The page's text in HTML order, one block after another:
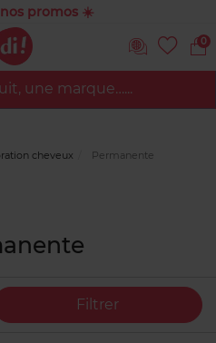
promos ☀️
0
une marque…...
cheveux Permanente
Filtrer